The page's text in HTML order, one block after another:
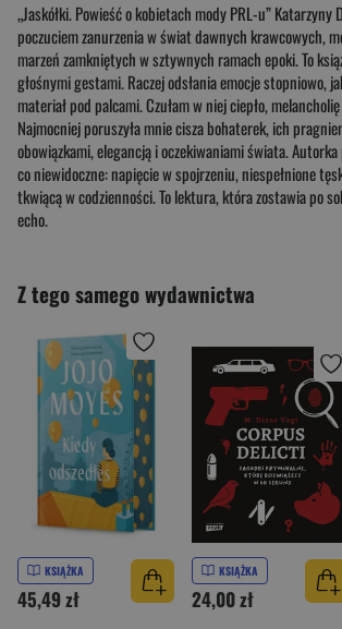
„Jaskółki. Powieść o kobietach mody PRL-u” Katarzyny
poczuciem zanurzenia w świat dawnych krawcowych,
marzeń zamkniętych w sztywnych ramach epoki. To
głośnymi gestami. Raczej odsłania emocje stopniowo,
materiał pod palcami. Czułam w niej ciepło,
Najmocniej poruszyła mnie cisza bohaterek, ich
obowiązkami, elegancją i oczekiwaniami świata.
co niewidoczne: napięcie w spojrzeniu, niespełnione
tkwiącą w codzienności. To lektura, która zostawia po
echo.
Z tego samego wydawnictwa
KSIĄŻKA
45,49 zł
KSIĄŻKA
24,00 zł